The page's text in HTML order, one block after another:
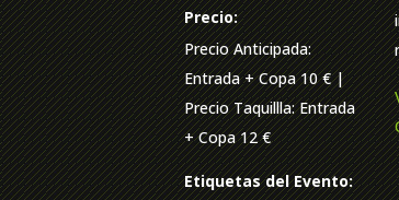
Precio:
Precio Anticipada:
Entrada + Copa 10 € |
Precio Taquillla: Entrada
+ Copa 12 €
Etiquetas del Evento: